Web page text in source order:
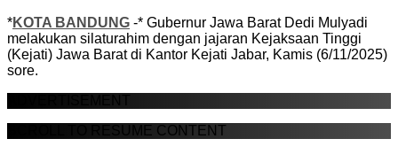
*KOTA BANDUNG -* Gubernur Jawa Barat Dedi Mulyadi
melakukan silaturahim dengan jajaran Kejaksaan Tinggi
(Kejati) Jawa Barat di Kantor Kejati Jabar, Kamis (6/11/2025)
sore.
ADVERTISEMENT
SCROLL TO RESUME CONTENT